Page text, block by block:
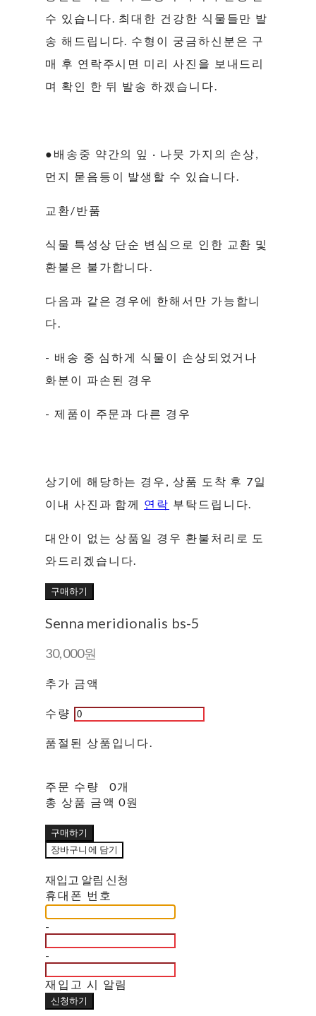
수 있습니다. 최대한 건강한 식물들만 발
송 해드립니다. 수형이 궁금하신분은 구
매 후 연락주시면 미리 사진을 보내드리
며 확인 한 뒤 발송 하겠습니다.
●배송중 약간의 잎 · 나뭇 가지의 손상,
먼지 묻음등이 발생할 수 있습니다.
교환/반품
식물 특성상 단순 변심으로 인한 교환 및
환불은 불가합니다.
다음과 같은 경우에 한해서만 가능합니
다.
- 배송 중 심하게 식물이 손상되었거나
화분이 파손된 경우
- 제품이 주문과 다른 경우
상기에 해당하는 경우, 상품 도착 후 7일
이내 사진과 함께 연락 부탁드립니다.
대안이 없는 상품일 경우 환불처리로 도
와드리겠습니다.
구매하기
Senna meridionalis bs-5
30,000원
추가 금액
수량
품절된 상품입니다.
주문 수량
0개
총 상품 금액 0원
구매하기
장바구니에 담기
재입고 알림 신청
휴대폰 번호
-
-
재입고 시 알림
신청하기